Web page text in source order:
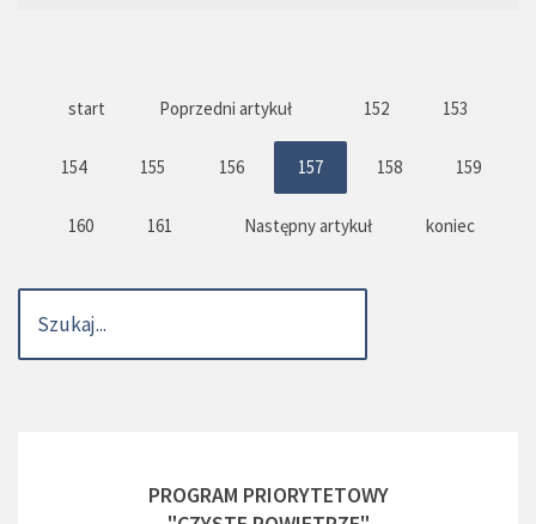
start Poprzedni artykuł 152 153
154 155 156 157 158 159
160 161 Następny artykuł koniec
PROGRAM PRIORYTETOWY